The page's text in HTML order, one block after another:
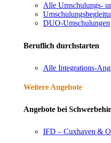
Alle Umschulungs-
DUO-Umschulungen
Beruflich durchstarten
Alle Integrations-
Weitere Angebote
Angebote bei
IFD – Cuxhaven &